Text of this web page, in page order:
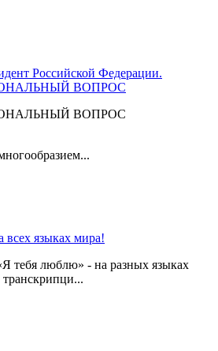
Российской Федерации.
ВОПРОС
ВОПРОС
языках мира!
тебя люблю» - на разных языках
транскрипци...